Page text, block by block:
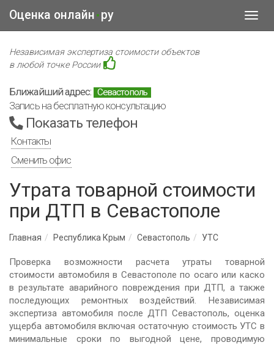
Оценка онлайн • ру
Независимая экспертиза стоимости объектов
в любой точке России
Ближайший адрес: Севастополь
Запись на бесплатную консультацию
Показать телефон
Контакты
Сменить офис
Утрата товарной стоимости
при ДТП в Севастополе
Главная Республика Крым Севастополь УТС
Проверка возможности расчета утраты товарной
стоимости автомобиля в Севастополе по осаго или каско
в результате аварийного повреждения при ДТП, а также
последующих ремонтных воздействий. Независимая
экспертиза автомобиля после ДТП Севастополь, оценка
ущерба автомобиля включая остаточную стоимость УТС в
минимальные сроки по выгодной цене, проводимую